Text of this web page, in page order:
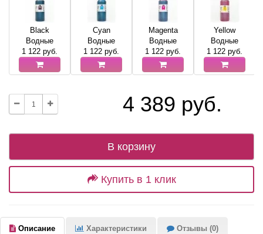
Black
Водные
1 122 руб.
Cyan
Водные
1 122 руб.
Magenta
Водные
1 122 руб.
Yellow
Водные
1 122 руб.
4 389 руб.
В корзину
Купить в 1 клик
Описание Характеристики Отзывы (0)